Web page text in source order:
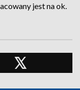
jest na ok.